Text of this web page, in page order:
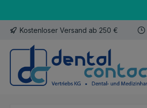
Kostenloser Versand ab 250 €